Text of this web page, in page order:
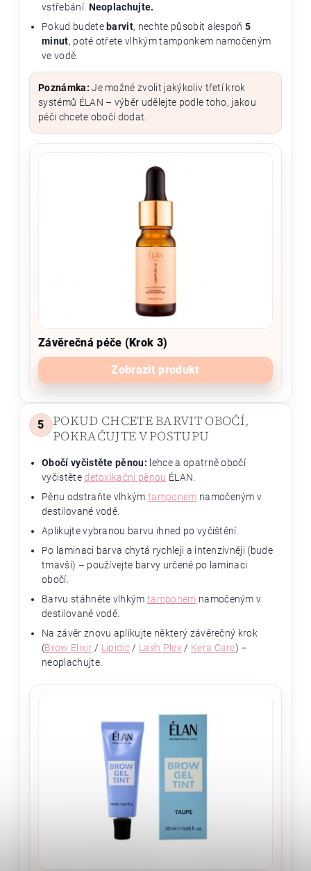
vstřebání. Neoplachujte.
Pokud budete barvit, nechte působit alespoň5
minut, poté otřete vlhkým tamponkem namočeným
ve vodě.
Poznámka: Je možné zvolit jakýkoliv třetí krok
systémů ÉLAN – výběr udělejte podle toho, jakou
péči chcete obočí dodat.
Závěrečná péče (Krok 3)
Zobrazit produkt
5
POKUD CHCETE BARVIT OBOČÍ,
POKRAČUJTE V POSTUPU
Obočí vyčistěte pěnou: lehce a opatrně obočí
vyčistětedetoxikační pěnou ÉLAN.
Pěnu odstraňte vlhkýmtamponem namočeným v
destilované vodě.
Aplikujte vybranou barvu ihned po vyčištění.
Po laminaci barva chytá rychleji a intenzivněji (bude
tmavší) – používejte barvy určené po laminaci
obočí.
Barvu stáhněte vlhkýmtamponem namočeným v
destilované vodě.
Na závěr znovu aplikujte některý závěrečný krok
(Brow Elixir/ Lipidic / Lash Plex / Kera Care) –
neoplachujte.